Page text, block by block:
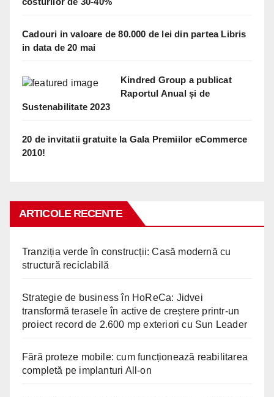
Cadouri in valoare de 80.000 de lei din partea Libris
in data de 20 mai
Kindred Group a publicat
Raportul Anual și de
Sustenabilitate 2023
20 de invitatii gratuite la Gala Premiilor eCommerce
2010!
ARTICOLE RECENTE
Tranziția verde în construcții: Casă modernă cu
structură reciclabilă
Strategie de business în HoReCa: Jidvei
transformă terasele în active de creștere printr-un
proiect record de 2.600 mp exteriori cu Sun Leader
Fără proteze mobile: cum funcționează reabilitarea
completă pe implanturi All-on